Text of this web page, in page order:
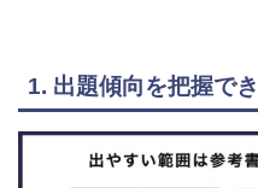
1. 出題傾向を把握で